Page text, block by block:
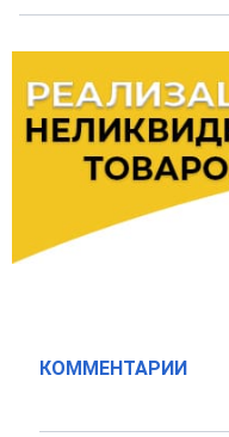
КОММЕНТАРИИ